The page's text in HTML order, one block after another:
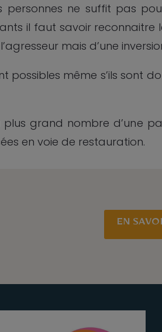
personnes ne suffit pas
il faut savoir
mais d’une
possibles même s’ils sont
grand nombre d’une
en voie de restauration.
EN